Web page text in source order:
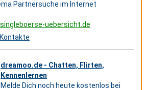
Partnersuche im Internet
uebersicht.de
Kontakte
dreamoo.de - Chatten, Flirten,
Kennenlernen
Melde Dich noch heute kostenlos bei